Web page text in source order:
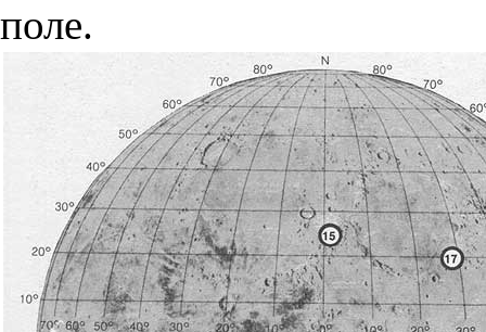
поле.